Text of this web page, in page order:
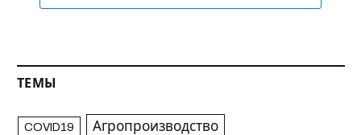
ТЕМЫ
COVID19 Агропроизводство